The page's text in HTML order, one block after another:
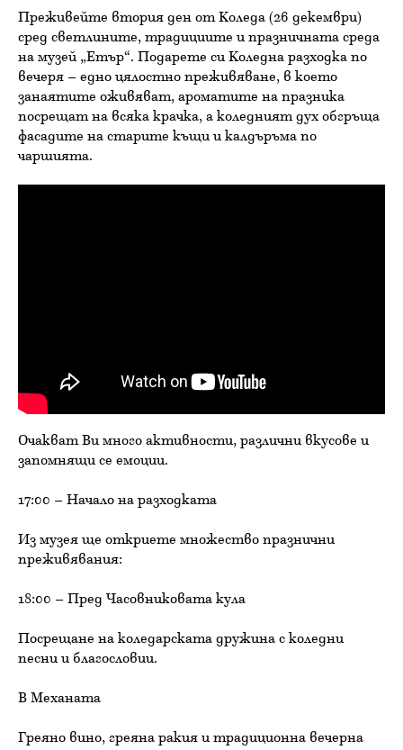
Преживейте втория ден от Коледа (26 декември)
сред светлините, традициите и празничната среда
на музей „Етър“. Подарете си Коледна разходка по
вечеря – едно цялостно преживяване, в което
занаятите оживяват, ароматите на празника
посрещат на всяка крачка, а коледният дух обгръща
фасадите на старите къщи и калдъръма по
чаршията.
Очакват Ви много активности, различни вкусове и
запомнящи се емоции.
17:00 – Начало на разходката
Из музея ще откриете множество празнични
преживявания:
18:00 – Пред Часовниковата кула
Посрещане на коледарската дружина с коледни
песни и благословии.
В Механата
Греяно вино, греяна ракия и традиционна вечерна